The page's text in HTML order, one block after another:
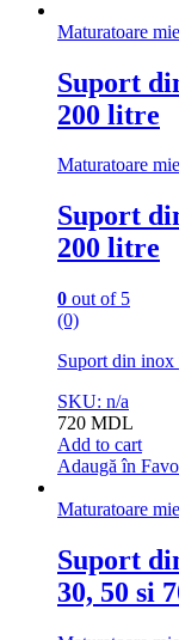
Maturatoare
Suport
200 litre
Maturatoare
Suport
200 litre
0 out of 5
(0)
Suport din inox
SKU: n/a
720 MDL
Add to cart
Adaugă în
Maturatoare
Suport
30, 50 si